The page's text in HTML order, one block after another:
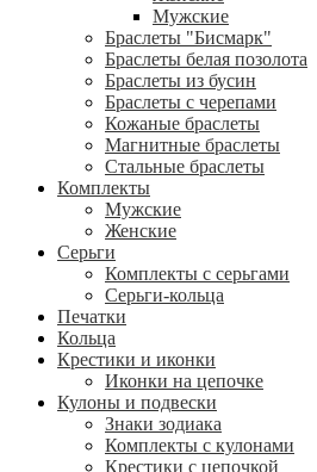
Мужские
Браслеты "Бисмарк"
Браслеты белая позолота
Браслеты из бусин
Браслеты с черепами
Кожаные браслеты
Магнитные браслеты
Стальные браслеты
Комплекты
Мужские
Женские
Серьги
Комплекты с серьгами
Серьги-кольца
Печатки
Кольца
Крестики и иконки
Иконки на цепочке
Кулоны и подвески
Знаки зодиака
Комплекты с кулонами
Крестики с цепочкой